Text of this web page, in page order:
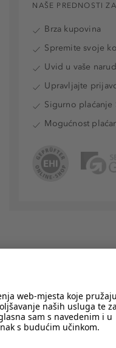
NAŠE PREDNOSTI
Brza kupovina
Spremite svoje
Uvid u vaše
Upravljajte
Sigurno plaćanje
Mogućnost